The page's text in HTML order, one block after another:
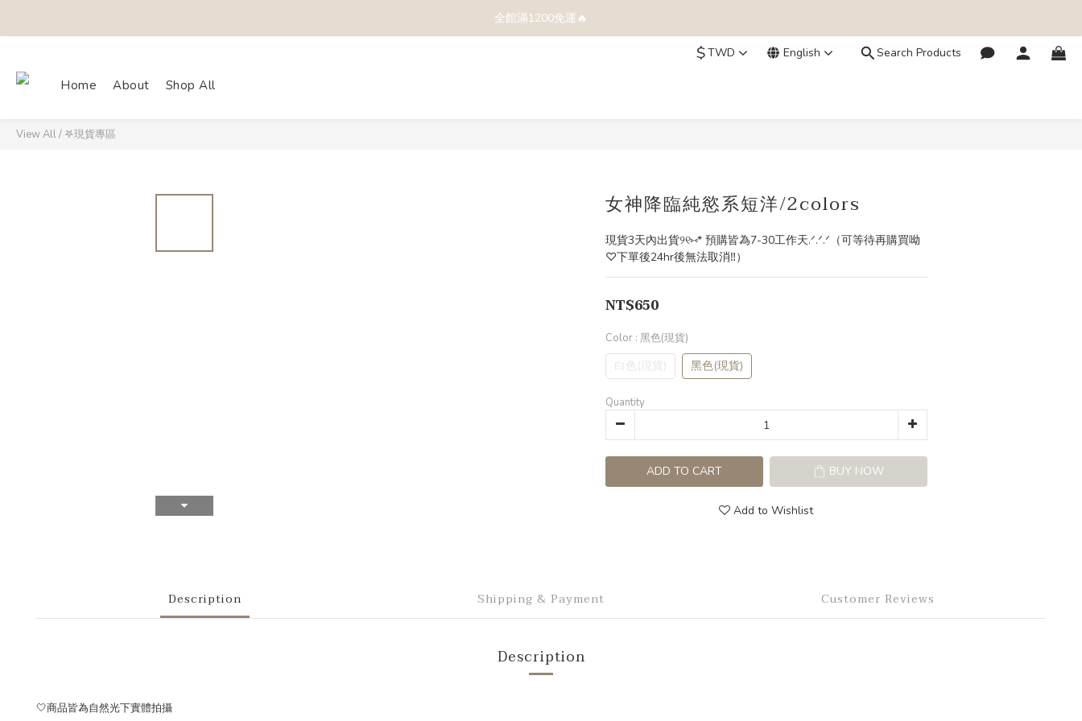
全館滿1200免運🔥
$TWD English Search Products
Home About Shop All
View All/ 𖤐現貨專區
女神降臨純慾系短洋/2colors
現貨3天內出貨୨୧⑅* 預購皆為7-30工作天.ᐟ.ᐟ.ᐟ（可等待再購買呦
♡下單後24hr後無法取消‼️）
NT$650
Color : 黑色(現貨)
白色(現貨) 黑色(現貨)
Quantity
ADD TO CART BUY NOW
Add to Wishlist
Description Shipping & Payment Customer Reviews
Description
🤍商品皆為自然光下實體拍攝